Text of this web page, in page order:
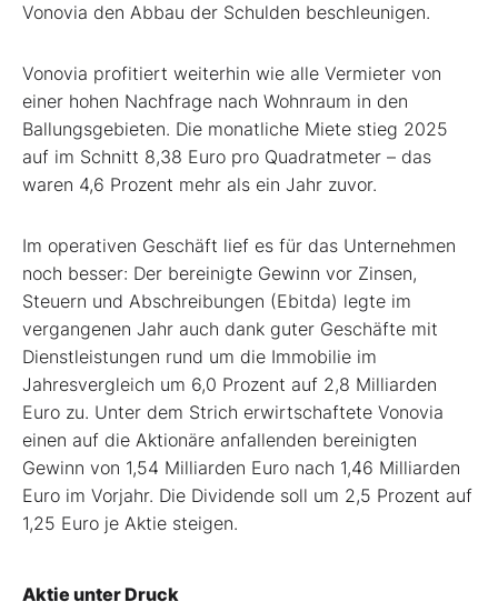
Vonovia den Abbau der Schulden beschleunigen.
Vonovia profitiert weiterhin wie alle Vermieter von
einer hohen Nachfrage nach Wohnraum in den
Ballungsgebieten. Die monatliche Miete stieg 2025
auf im Schnitt 8,38 Euro pro Quadratmeter – das
waren 4,6 Prozent mehr als ein Jahr zuvor.
Im operativen Geschäft lief es für das Unternehmen
noch besser: Der bereinigte Gewinn vor Zinsen,
Steuern und Abschreibungen (Ebitda) legte im
vergangenen Jahr auch dank guter Geschäfte mit
Dienstleistungen rund um die Immobilie im
Jahresvergleich um 6,0 Prozent auf 2,8 Milliarden
Euro zu. Unter dem Strich erwirtschaftete Vonovia
einen auf die Aktionäre anfallenden bereinigten
Gewinn von 1,54 Milliarden Euro nach 1,46 Milliarden
Euro im Vorjahr. Die Dividende soll um 2,5 Prozent auf
1,25 Euro je Aktie steigen.
Aktie unter Druck